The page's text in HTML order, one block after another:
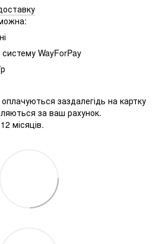
WayForPay
заздалегідь на картку
за ваш рахунок.
місяців.